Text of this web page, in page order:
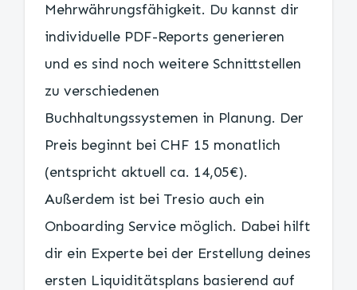
Mehrwährungsfähigkeit. Du kannst dir
individuelle PDF-Reports generieren
und es sind noch weitere Schnittstellen
zu verschiedenen
Buchhaltungssystemen in Planung. Der
Preis beginnt bei CHF 15 monatlich
(entspricht aktuell ca. 14,05€).
Außerdem ist bei Tresio auch ein
Onboarding Service möglich. Dabei hilft
dir ein Experte bei der Erstellung deines
ersten Liquiditätsplans basierend auf